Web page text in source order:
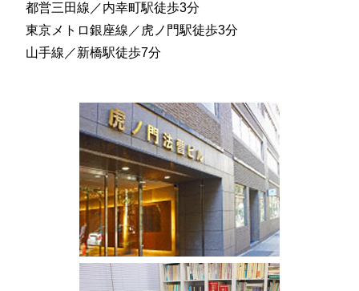
都営三田線／内幸町駅徒歩3分
東京メトロ銀座線／虎ノ門駅徒歩3分
山手線／新橋駅徒歩7分